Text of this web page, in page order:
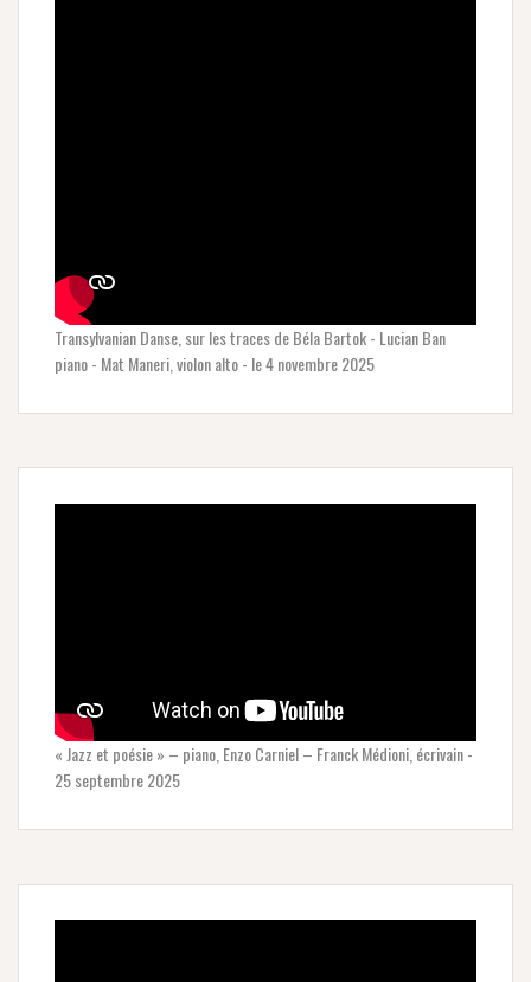
Transylvanian Danse, sur les traces de Béla Bartok - Lucian Ban
piano - Mat Maneri, violon alto - le 4 novembre 2025
« Jazz et poésie » – piano, Enzo Carniel – Franck Médioni, écrivain -
25 septembre 2025